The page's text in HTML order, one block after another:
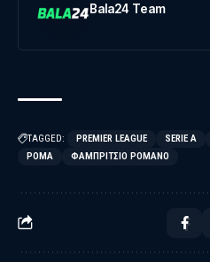
Bala24 Team
TAGGED: PREMIER LEAGUE SERIE A
ΡΌΜΑ
ΦΑΜΠΡΊΤΣΙΟ ΡΟΜΆΝΟ